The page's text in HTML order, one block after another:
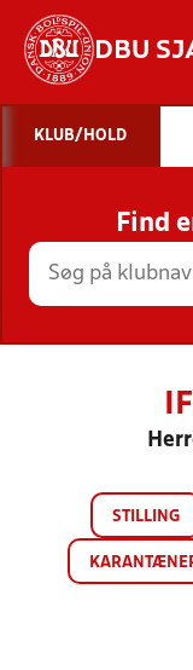
DBU
KLUB/HOLD
Find
STILLING